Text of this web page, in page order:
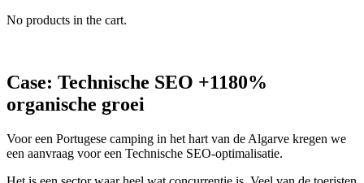
No products in the cart.
Case: Technische SEO +1180%
organische groei
Voor een Portugese camping in het hart van de Algarve kregen we
een aanvraag voor een Technische SEO-optimalisatie.